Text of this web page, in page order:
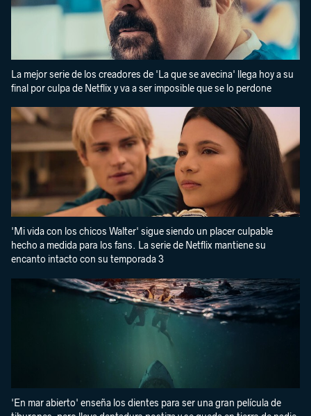
La mejor serie de los creadores de 'La que se avecina' llega hoy a su
final por culpa de Netflix y va a ser imposible que se lo perdone
'Mi vida con los chicos Walter' sigue siendo un placer culpable
hecho a medida para los fans. La serie de Netflix mantiene su
encanto intacto con su temporada 3
'En mar abierto' enseña los dientes para ser una gran película de